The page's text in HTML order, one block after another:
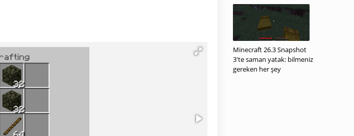
Minecraft 26.3 Snapshot
3'te saman yatak: bilmeniz
gereken her şey